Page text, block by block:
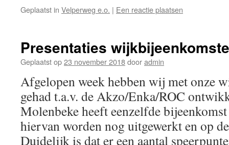
Geplaatst in Velperweg e.o. | Een reactie plaatsen
Presentaties
Geplaatst op23 november 2018dooradmin
Afgelopen week hebben wij met onze
gehad t.a.v. de Akzo/Enka/ROC
Molenbeke heeft eenzelfde
hiervan worden nog uitgewerkt en op
Duidelijk is dat er een aantal